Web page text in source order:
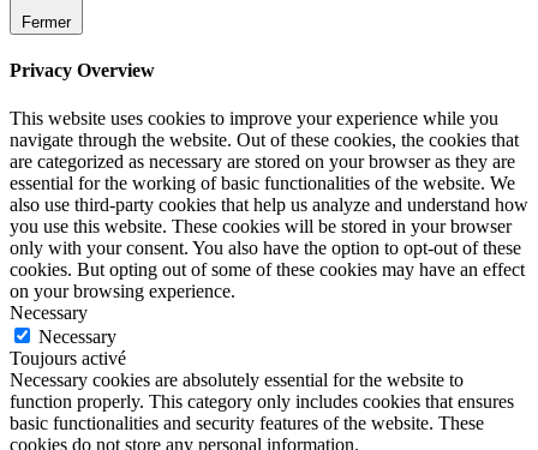
Fermer
Privacy Overview
This website uses cookies to improve your experience while you
navigate through the website. Out of these cookies, the cookies that
are categorized as necessary are stored on your browser as they are
essential for the working of basic functionalities of the website. We
also use third-party cookies that help us analyze and understand how
you use this website. These cookies will be stored in your browser
only with your consent. You also have the option to opt-out of these
cookies. But opting out of some of these cookies may have an effect
on your browsing experience.
Necessary
Necessary
Toujours activé
Necessary cookies are absolutely essential for the website to
function properly. This category only includes cookies that ensures
basic functionalities and security features of the website. These
cookies do not store any personal information.